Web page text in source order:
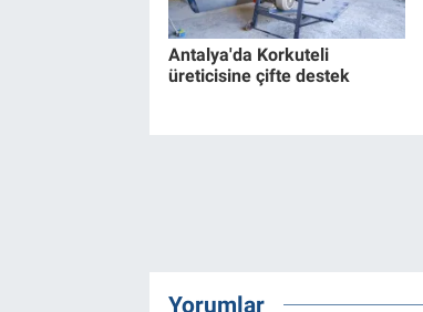
Antalya'da Korkuteli
üreticisine çifte destek
Yorumlar